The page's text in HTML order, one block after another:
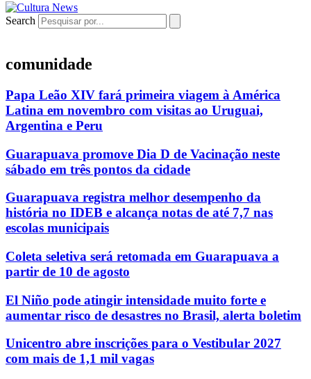
Search
comunidade
Papa Leão XIV fará primeira viagem à América
Latina em novembro com visitas ao Uruguai,
Argentina e Peru
Guarapuava promove Dia D de Vacinação neste
sábado em três pontos da cidade
Guarapuava registra melhor desempenho da
história no IDEB e alcança notas de até 7,7 nas
escolas municipais
Coleta seletiva será retomada em Guarapuava a
partir de 10 de agosto
El Niño pode atingir intensidade muito forte e
aumentar risco de desastres no Brasil, alerta boletim
Unicentro abre inscrições para o Vestibular 2027
com mais de 1,1 mil vagas